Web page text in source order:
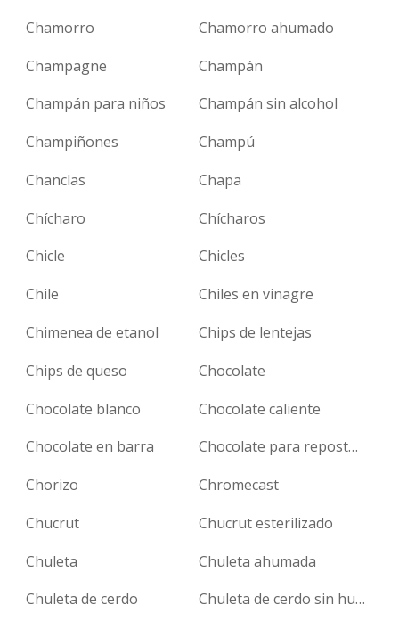
Chamorro
Chamorro ahumado
Champagne
Champán
Champán para niños
Champán sin alcohol
Champiñones
Champú
Chanclas
Chapa
Chícharo
Chícharos
Chicle
Chicles
Chile
Chiles en vinagre
Chimenea de etanol
Chips de lentejas
Chips de queso
Chocolate
Chocolate blanco
Chocolate caliente
Chocolate en barra
Chocolate para repostería
Chorizo
Chromecast
Chucrut
Chucrut esterilizado
Chuleta
Chuleta ahumada
Chuleta de cerdo
Chuleta de cerdo sin hueso